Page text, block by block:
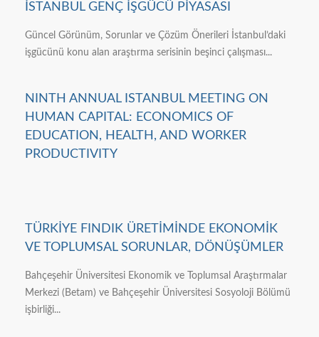
İSTANBUL GENÇ İŞGÜCÜ PİYASASI
Güncel Görünüm, Sorunlar ve Çözüm Önerileri İstanbul’daki
işgücünü konu alan araştırma serisinin beşinci çalışması...
NINTH ANNUAL ISTANBUL MEETING ON
HUMAN CAPITAL: ECONOMICS OF
EDUCATION, HEALTH, AND WORKER
PRODUCTIVITY
TÜRKİYE FINDIK ÜRETİMİNDE EKONOMİK
VE TOPLUMSAL SORUNLAR, DÖNÜŞÜMLER
Bahçeşehir Üniversitesi Ekonomik ve Toplumsal Araştırmalar
Merkezi (Betam) ve Bahçeşehir Üniversitesi Sosyoloji Bölümü
işbirliği...